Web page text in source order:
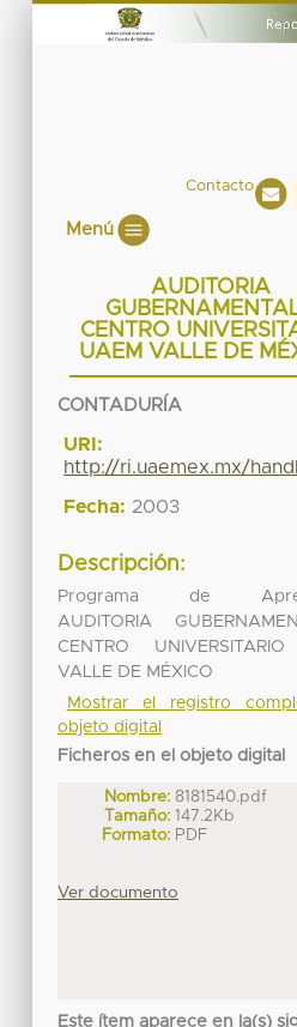
Contacto
Menú
AUDITORIA
CENTRO
UAEM VALLE DE
CONTADURÍA
URI:
http://ri.uaemex.mx/
Fecha: 2003
Descripción:
Programa de
AUDITORIA
CENTRO
VALLE DE MÉXICO
Mostrar el registro
objeto digital
Ficheros en el objeto digital
Nombre: 8181540.pdf
Tamaño: 147.2Kb
Formato: PDF
Ver documento
Este ítem aparece en la(s)